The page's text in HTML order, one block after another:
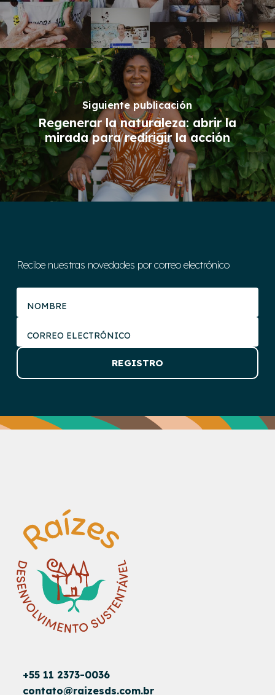
Siguiente publicación
Regenerar la naturaleza: abrir la
mirada para redirigir la acción
Recibe nuestras novedades por correo electrónico
+55 11 2373-0036
contato@raizesds.com.br